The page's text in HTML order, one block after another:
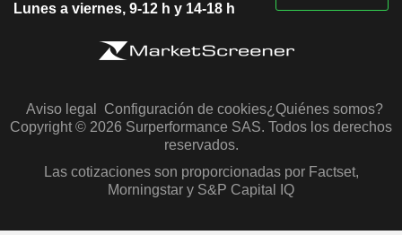
Lunes a viernes, 9-12 h y 14-18 h
Aviso legal Configuración de cookies¿Quiénes somos?
Copyright © 2026 Surperformance SAS. Todos los derechos
reservados.
Las cotizaciones son proporcionadas por Factset,
Morningstar y S&P Capital IQ